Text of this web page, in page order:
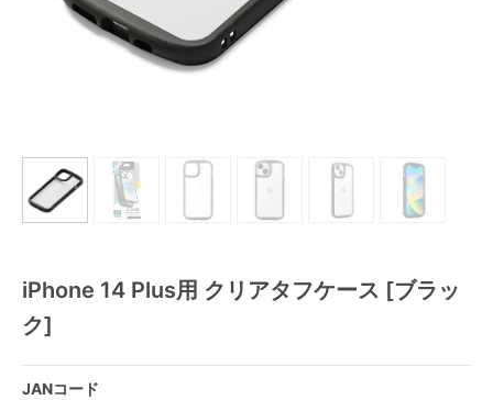
iPhone 14 Plus用 クリアタフケース [ブラッ
ク]
JANコード